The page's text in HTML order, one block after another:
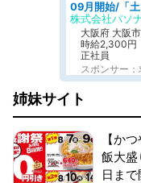
株式会社パソ
大阪府 大阪市
時給2,300円
正社員
スポンサー
姉妹サイト
【か
飯大盛
日まで